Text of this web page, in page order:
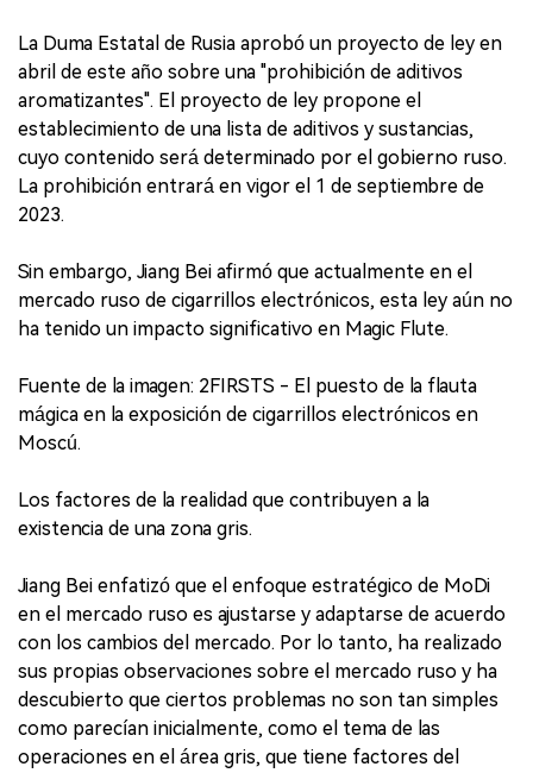
La Duma Estatal de Rusia aprobó un proyecto de ley en
abril de este año sobre una "prohibición de aditivos
aromatizantes". El proyecto de ley propone el
establecimiento de una lista de aditivos y sustancias,
cuyo contenido será determinado por el gobierno ruso.
La prohibición entrará en vigor el 1 de septiembre de
2023.
Sin embargo, Jiang Bei afirmó que actualmente en el
mercado ruso de cigarrillos electrónicos, esta ley aún no
ha tenido un impacto significativo en Magic Flute.
Fuente de la imagen: 2FIRSTS - El puesto de la flauta
mágica en la exposición de cigarrillos electrónicos en
Moscú.
Los factores de la realidad que contribuyen a la
existencia de una zona gris.
Jiang Bei enfatizó que el enfoque estratégico de MoDi
en el mercado ruso es ajustarse y adaptarse de acuerdo
con los cambios del mercado. Por lo tanto, ha realizado
sus propias observaciones sobre el mercado ruso y ha
descubierto que ciertos problemas no son tan simples
como parecían inicialmente, como el tema de las
operaciones en el área gris, que tiene factores del